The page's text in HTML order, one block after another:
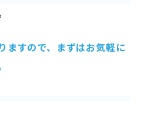
ますので、まずはお気軽に